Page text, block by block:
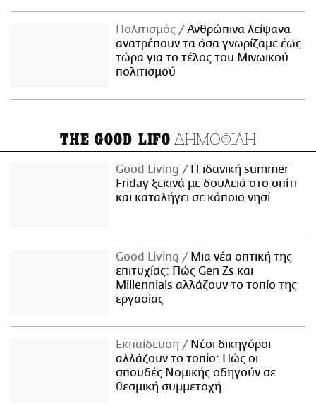
Πολιτισμός
Ανθρώπινα λείψανα
ανατρέπουν τα όσα γνωρίζαμε έως
τώρα για το τέλος του Μινωικού
πολιτισμού
THE GOOD LIFO ΔΗΜΟΦΙΛΗ
Good Living
Η ιδανική summer
Friday ξεκινά με δουλειά στο σπίτι
και καταλήγει σε κάποιο νησί
Good Living
Μια νέα οπτική της
επιτυχίας: Πώς Gen Zs και
Millennials αλλάζουν το τοπίο της
εργασίας
Εκπαίδευση
Νέοι δικηγόροι
αλλάζουν το τοπίο: Πώς οι
σπουδές Νομικής οδηγούν σε
θεσμική συμμετοχή